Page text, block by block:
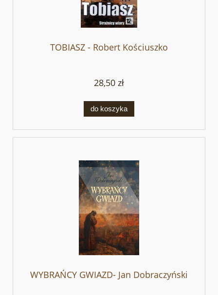
TOBIASZ - Robert Kościuszko
28,50 zł
do koszyka
WYBRAŃCY GWIAZD- Jan Dobraczyński